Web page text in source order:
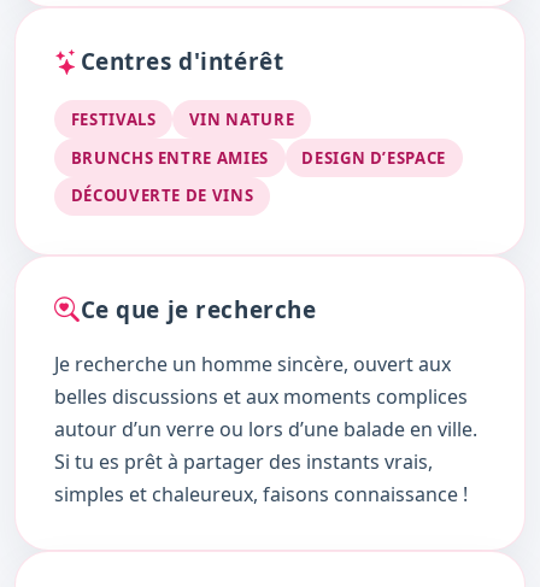
Centres d'intérêt
FESTIVALS
VIN NATURE
BRUNCHS ENTRE AMIES
DESIGN D’ESPACE
DÉCOUVERTE DE VINS
Ce que je recherche
Je recherche un homme sincère, ouvert aux
belles discussions et aux moments complices
autour d’un verre ou lors d’une balade en ville.
Si tu es prêt à partager des instants vrais,
simples et chaleureux, faisons connaissance !